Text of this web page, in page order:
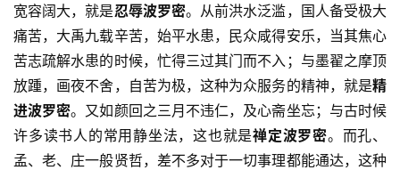
宽容阔大，就是忍辱波罗密。从前洪水泛滥，国人备受极大
痛苦，大禹九载辛苦，始平水患，民众咸得安乐，当其焦心
苦志疏解水患的时候，忙得三过其门而不入；与墨翟之摩顶
放踵，画夜不舍，自苦为极，这种为众服务的精神，就是精
进波罗密。又如颜回之三月不违仁，及心斋坐忘；与古时候
许多读书人的常用静坐法，这也就是禅定波罗密。而孔、
孟、老、庄一般贤哲，差不多对于一切事理都能通达，这种